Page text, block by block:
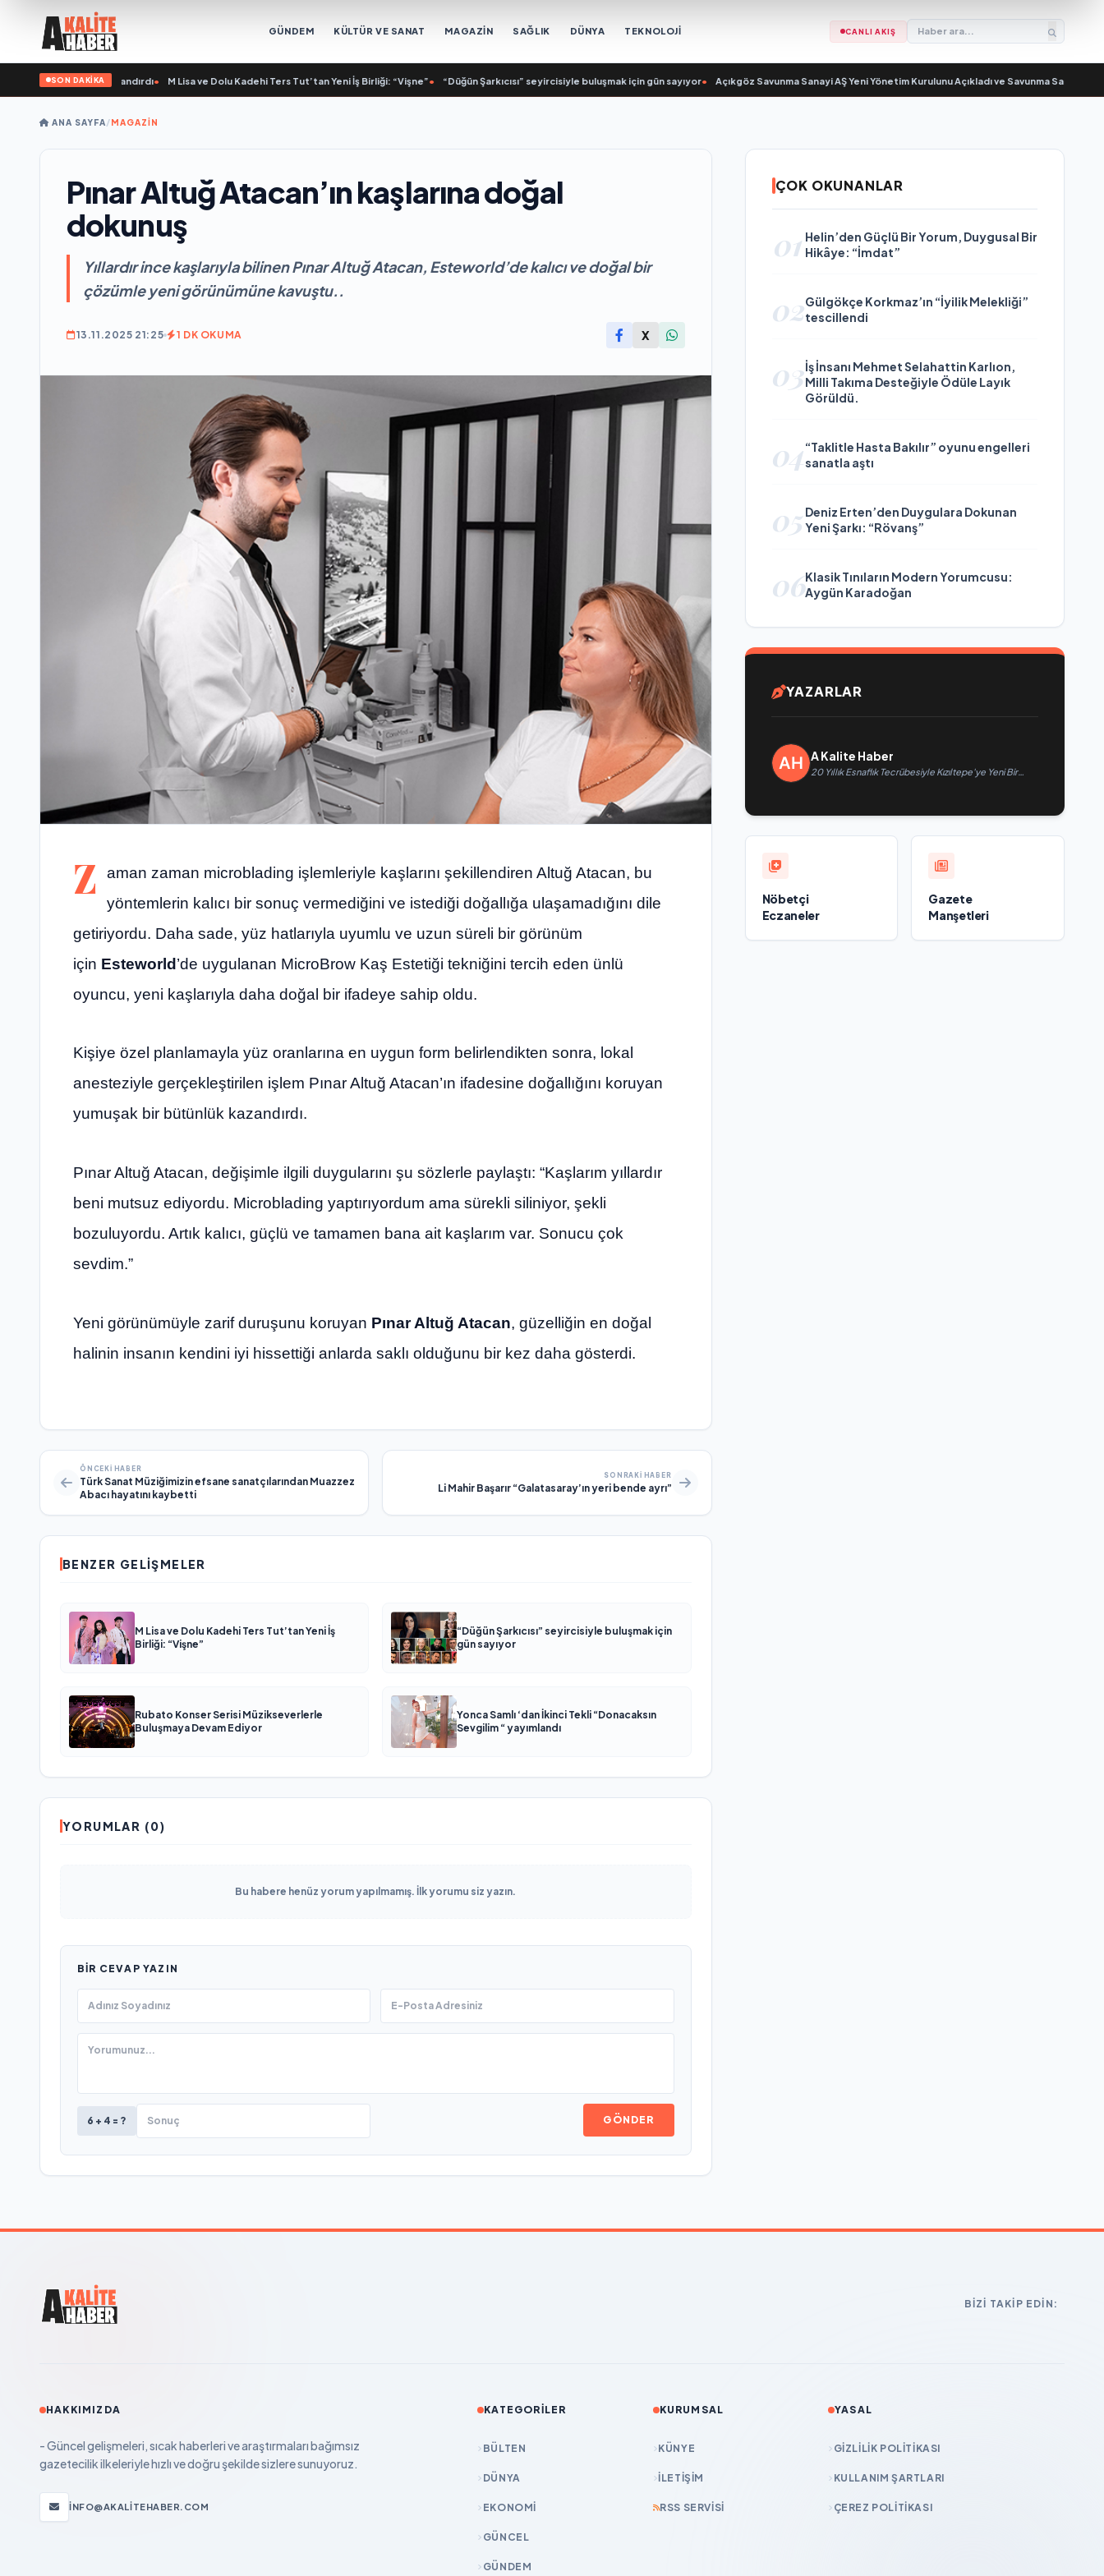
GÜNDEM KÜLTÜR VE SANAT MAGAZİN SAĞLIK DÜNYA TEKNOLOJİ CANLI AKIŞ
SON DAKİKA
Yeni Bir Marka Kazandırdı• M Lisa ve Dolu Kadehi Ters Tut’tan Yeni İş Birliği: “Vişne”• “Düğün Şarkıcısı” seyircisiyle buluşmak için gün sayıyor• Açıkgöz Savunma Sanayi AŞ Yeni Yönetim Kurulunu Açıkladı ve Savunma Sanayinde
ANA SAYFA/MAGAZİN
Pınar Altuğ Atacan’ın kaşlarına doğal
dokunuş
Yıllardır ince kaşlarıyla bilinen Pınar Altuğ Atacan, Esteworld’de kalıcı ve doğal bir
çözümle yeni görünümüne kavuştu..
13.11.2025 21:25 1 DK OKUMA X
Z
aman zaman microblading işlemleriyle kaşlarını şekillendiren Altuğ Atacan, bu
yöntemlerin kalıcı bir sonuç vermediğini ve istediği doğallığa ulaşamadığını dile
getiriyordu. Daha sade, yüz hatlarıyla uyumlu ve uzun süreli bir görünüm
için Esteworld ’de uygulanan MicroBrow Kaş Estetiği tekniğini tercih eden ünlü
oyuncu, yeni kaşlarıyla daha doğal bir ifadeye sahip oldu.
Kişiye özel planlamayla yüz oranlarına en uygun form belirlendikten sonra, lokal
anesteziyle gerçekleştirilen işlem Pınar Altuğ Atacan’ın ifadesine doğallığını koruyan
yumuşak bir bütünlük kazandırdı.
Pınar Altuğ Atacan, değişimle ilgili duygularını şu sözlerle paylaştı: “Kaşlarım yıllardır
beni mutsuz ediyordu. Microblading yaptırıyordum ama sürekli siliniyor, şekli
bozuluyordu. Artık kalıcı, güçlü ve tamamen bana ait kaşlarım var. Sonucu çok
sevdim.”
Yeni görünümüyle zarif duruşunu koruyan Pınar Altuğ Atacan, güzelliğin en doğal
halinin insanın kendini iyi hissettiği anlarda saklı olduğunu bir kez daha gösterdi.
ÖNCEKI HABER
Türk Sanat Müziğimizin efsane sanatçılarından Muazzez
Abacı hayatını kaybetti
SONRAKI HABER
Li Mahir Başarır “Galatasaray’ın yeri bende ayrı”
BENZER GELIŞMELER
M Lisa ve Dolu Kadehi Ters Tut’tan Yeni İş
Birliği: “Vişne”
“Düğün Şarkıcısı” seyircisiyle buluşmak için
gün sayıyor
Rubato Konser Serisi Müzikseverlerle
Buluşmaya Devam Ediyor
Yonca Samlı ‘dan İkinci Tekli “Donacaksın
Sevgilim “ yayımlandı
YORUMLAR (0)
Bu habere henüz yorum yapılmamış. İlk yorumu siz yazın.
BIR CEVAP YAZIN
6 + 4 = ? GÖNDER
ÇOK OKUNANLAR
01 Helin’den Güçlü Bir Yorum, Duygusal Bir
Hikâye: “İmdat”
02Gülgökçe Korkmaz’ın “İyilik Melekliği”
tescillendi
03İş İnsanı Mehmet Selahattin Karlıon,
Milli Takıma Desteğiyle Ödüle Layık
Görüldü.
04“Taklitle Hasta Bakılır” oyunu engelleri
sanatla aştı
05 Deniz Erten’den Duygulara Dokunan
Yeni Şarkı: “Rövanş”
06Klasik Tınıların Modern Yorumcusu:
Aygün Karadoğan
YAZARLAR
A Kalite Haber
20 Yıllık Esnaflık Tecrübesiyle Kızıltepe'ye Yeni Bir
Nöbetçi
Eczaneler
Gazete
Manşetleri
BIZI TAKIP EDIN:
HAKKIMIZDA
- Güncel gelişmeleri, sıcak haberleri ve araştırmaları bağımsız
gazetecilik ilkeleriyle hızlı ve doğru şekilde sizlere sunuyoruz.
INFO@AKALITEHABER.COM
KATEGORILER
BÜLTEN
DÜNYA
EKONOMİ
GÜNCEL
GÜNDEM
KURUMSAL
KÜNYE
İLETIŞIM
RSS SERVISI
YASAL
GIZLILIK POLITIKASI
KULLANIM ŞARTLARI
ÇEREZ POLITIKASI